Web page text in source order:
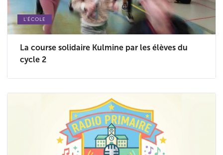
L'ÉCOLE
La course solidaire Kulmine par les élèves du
cycle 2